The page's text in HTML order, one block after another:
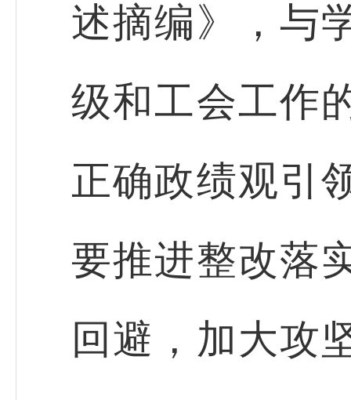
述摘编》，与
级和工会工作
正确政绩观引
要推进整改落
回避，加大攻